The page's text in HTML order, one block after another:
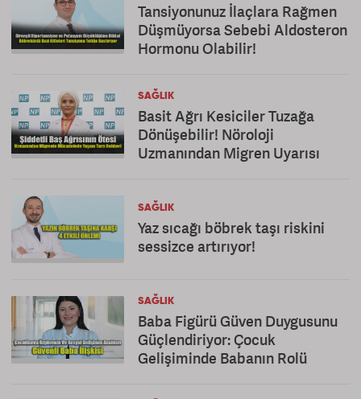
Tansiyonunuz İlaçlara Rağmen
Düşmüyorsa Sebebi Aldosteron
Hormonu Olabilir!
SAĞLIK
Basit Ağrı Kesiciler Tuzağa
Dönüşebilir! Nöroloji
Uzmanından Migren Uyarısı
SAĞLIK
Yaz sıcağı böbrek taşı riskini
sessizce artırıyor!
SAĞLIK
Baba Figürü Güven Duygusunu
Güçlendiriyor: Çocuk
Gelişiminde Babanın Rolü